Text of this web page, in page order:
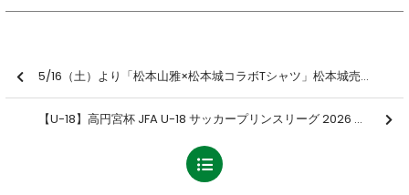
5/16（土）より「松本山雅×松本城コラボTシャツ」松本城売店にて再々販売開始のお知らせ
【U-18】高円宮杯 JFA U-18 サッカープリンスリーグ 2026 北信越1部 第7節 結果のお知らせ